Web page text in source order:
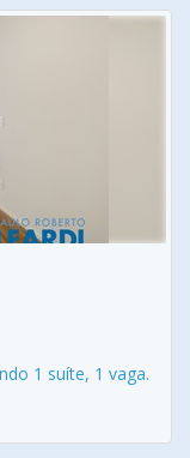
1 suíte, 1 vaga.